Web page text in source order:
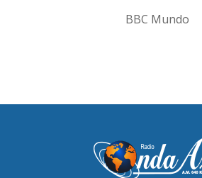
BBC Mundo